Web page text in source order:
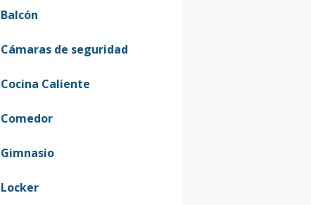
Balcón
Cámaras de seguridad
Cocina Caliente
Comedor
Gimnasio
Locker